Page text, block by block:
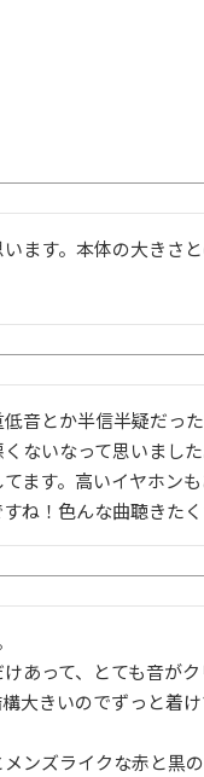
ます。本体の大きさ
音とか半信半疑だっ
ないなって思いまし
ます。高いイヤホン
ね！色んな曲聴きた
あって、とても音がク
大きいのでずっと着
ンズライクな赤と黒